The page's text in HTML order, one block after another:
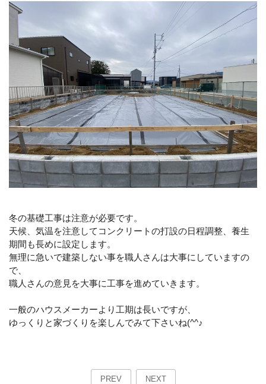
冬の基礎工事は注意が必要です。
天候、気温を注意してコンクリートの打設の日程調整、養生
期間も長めに設定します。
無理に急いで建築しない事を職人さんは大事にしていますの
で、
職人さんの意見を大事に工事を進めていきます。
一般のハウスメーカーより工期は長いですが、
ゆっくりと家づくりを楽しんでみて下さいね(^^♪
PREV NEXT